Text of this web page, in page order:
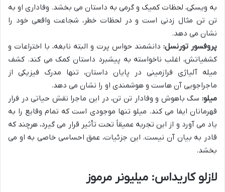
به ویسکی، لحظات کمیک و گرمی به داستان می بخشد. وفاداری او به
تن تن مثال زدنی است و در لحظات خطر، شجاعت واقعی خود را
نشان می دهد.
پروفسور تورنسل: دانشمند حواس پرت و البته نابغه، با اختراعات و
کشفیاتش، اغلب ناخواسته به پیشبرد داستان کمک می کند. کشف
میله آلیاژی فرازمینی در پایان داستان، تنها مدرک فیزیکی از
ماجراجویی آن هاست و هوشمندی او را نشان می دهد.
میلو: سگ باهوش و وفادار تن تن، در این ماجرا نقش حیاتی در فرار
قهرمانان ایفا می کند. میلو تنها موجودی است که تمام وقایع را به
یاد می آورد و از این تجربه عمیقاً تحت تأثیر قرار می گیرد، هرچند که
قادر به بیان آن نیست. این جزئیات، عمق احساسی خاصی به او می
بخشد.
لازلو کاریداس: میلیونر مرموز